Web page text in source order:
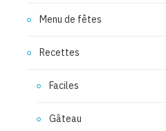
Menu de fêtes
Recettes
Faciles
Gâteau